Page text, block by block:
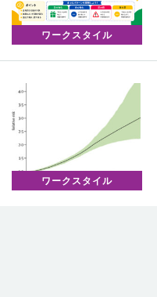
ワークスタイル
ワークスタイル